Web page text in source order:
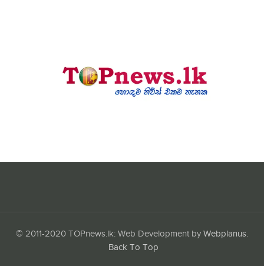
© 2011-2020 TOPnews.lk: Web Development by Webplanus.
Back To Top